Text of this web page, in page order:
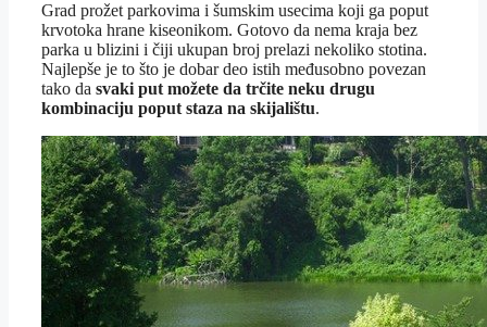
Grad prožet parkovima i šumskim usecima koji ga poput
krvotoka hrane kiseonikom. Gotovo da nema kraja bez
parka u blizini i čiji ukupan broj prelazi nekoliko stotina.
Najlepše je to što je dobar deo istih međusobno povezan
tako da svaki put možete da trčite neku drugu
kombinaciju poput staza na skijalištu.